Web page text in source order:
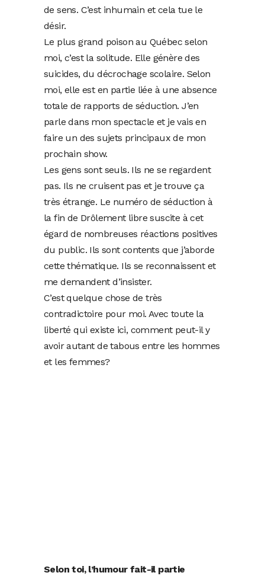
de sens. C’est inhumain et cela tue le
désir.
Le plus grand poison au Québec selon
moi, c’est la solitude. Elle génère des
suicides, du décrochage scolaire. Selon
moi, elle est en partie liée à une absence
totale de rapports de séduction. J’en
parle dans mon spectacle et je vais en
faire un des sujets principaux de mon
prochain show.
Les gens sont seuls. Ils ne se regardent
pas. Ils ne cruisent pas et je trouve ça
très étrange. Le numéro de séduction à
la fin de Drôlement libre suscite à cet
égard de nombreuses réactions positives
du public. Ils sont contents que j’aborde
cette thématique. Ils se reconnaissent et
me demandent d’insister.
C’est quelque chose de très
contradictoire pour moi. Avec toute la
liberté qui existe ici, comment peut-il y
avoir autant de tabous entre les hommes
et les femmes?
Selon toi, l’humour fait-il partie